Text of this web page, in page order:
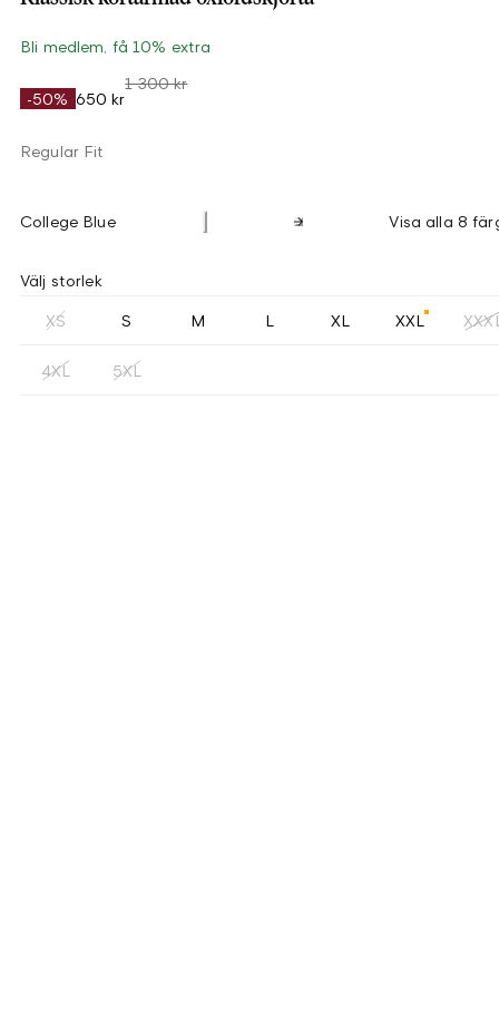
Bli medlem, få 10% extra
-50% 650 kr
1 300 kr
Regular Fit
College Blue Visa alla 8
Välj storlek
XS S M L XL XXL
4XL 5XL